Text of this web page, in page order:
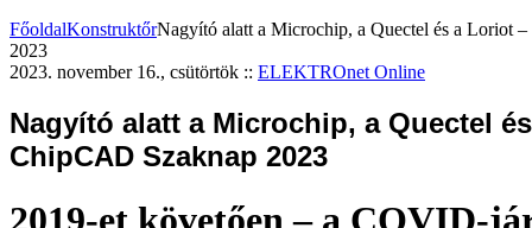
FőoldalKonstruktőrNagyító alatt a Microchip, a Quectel és a Loriot
2023
2023. november 16., csütörtök :: ELEKTROnet Online
Nagyító alatt a Microchip, a Quectel
ChipCAD Szaknap 2023